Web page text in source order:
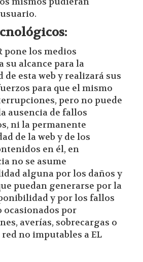
pone los medios
su alcance para la
esta web y realizará sus
para que el mismo
pero no puede
ausencia de fallos
ni la permanente
de la web y de los
en él, en
no se asume
alguna por los daños y
puedan generarse por la
y por los fallos
ocasionados por
averías, sobrecargas o
red no imputables a EL